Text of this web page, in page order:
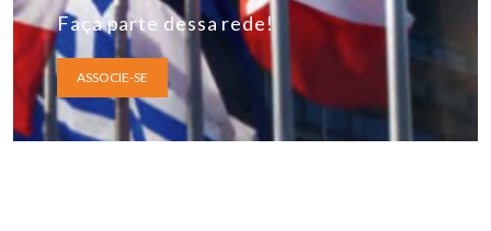
Faça parte dessa rede!
ASSOCIE-SE